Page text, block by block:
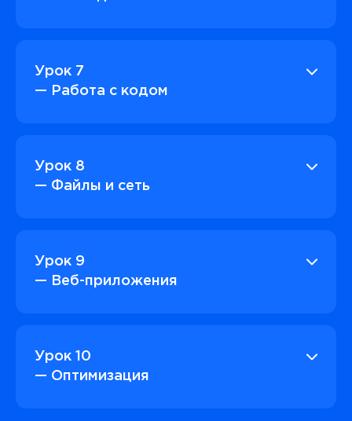
Урок 7
— Работа с кодом
Урок 8
— Файлы и сеть
Урок 9
— Веб-приложения
Урок 10
— Оптимизация